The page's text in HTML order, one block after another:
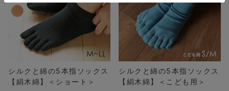
シルクと綿の5本指ソックス
【絹木綿】＜ショート＞
シルクと綿の5本指ソックス
【絹木綿】＜こども用＞